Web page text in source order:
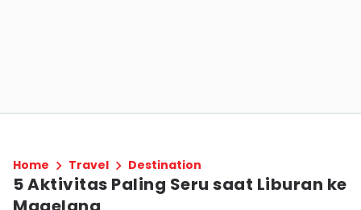
Home Travel Destination
5 Aktivitas Paling Seru saat Liburan ke